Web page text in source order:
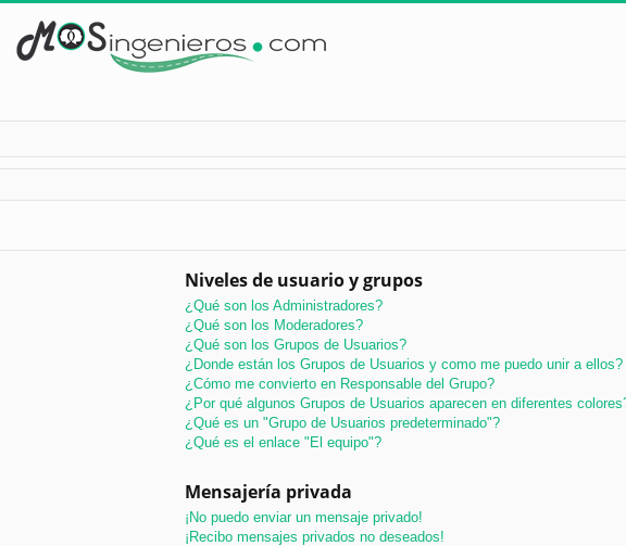
Niveles de usuario y grupos
¿Qué son los Administradores?
¿Qué son los Moderadores?
¿Qué son los Grupos de Usuarios?
¿Donde están los Grupos de Usuarios y como me puedo unir a ellos?
¿Cómo me convierto en Responsable del Grupo?
¿Por qué algunos Grupos de Usuarios aparecen en diferentes
¿Qué es un "Grupo de Usuarios predeterminado"?
¿Qué es el enlace "El equipo"?
Mensajería privada
¡No puedo enviar un mensaje privado!
¡Recibo mensajes privados no deseados!